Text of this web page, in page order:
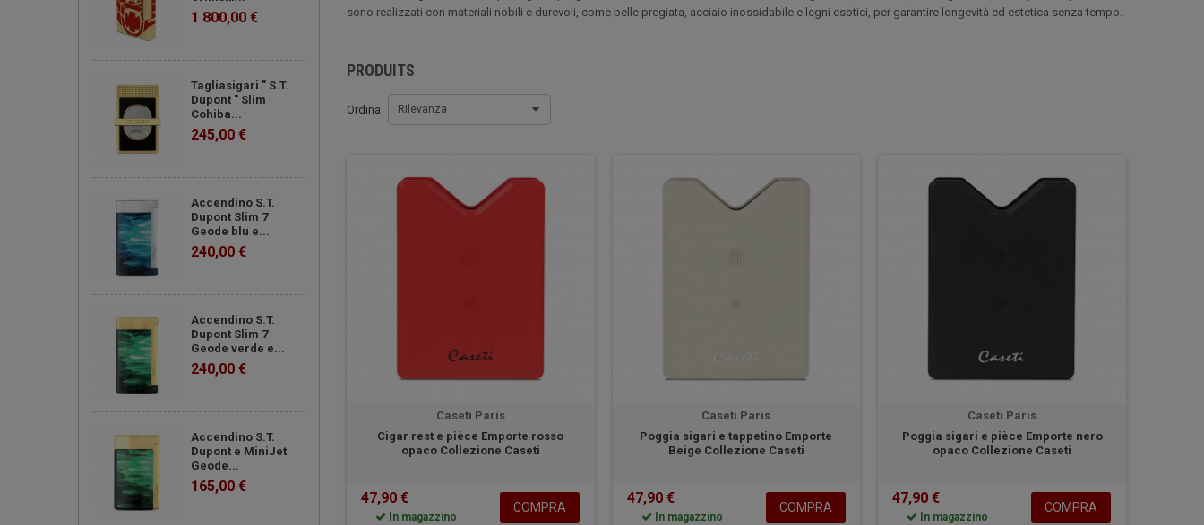
1 800,00 €
Tagliasigari " S.T.
Dupont " Slim
Cohiba...
245,00 €
Accendino S.T.
Dupont Slim 7
Geode blu e...
240,00 €
Accendino S.T.
Dupont Slim 7
Geode verde e...
240,00 €
Accendino S.T.
Dupont e MiniJet
Geode...
165,00 €
sono realizzati con materiali nobili e durevoli, come pelle pregiata, acciaio inossidabile e legni esotici, per garantire longevità ed estetica senza tempo.
PRODUITS
Ordina Rilevanza
Caseti Paris
Cigar rest e pièce Emporte rosso
opaco Collezione Caseti
47,90 €
In magazzino
COMPRA
Caseti Paris
Poggia sigari e tappetino Emporte
Beige Collezione Caseti
47,90 €
In magazzino
COMPRA
Caseti Paris
Poggia sigari e pièce Emporte nero
opaco Collezione Caseti
47,90 €
In magazzino
COMPRA